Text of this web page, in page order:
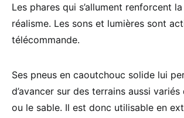
Les phares qui s’allument renforcent
réalisme. Les sons et lumières sont
télécommande.
Ses pneus en caoutchouc solide lui
d’avancer sur des terrains aussi
ou le sable. Il est donc utilisable en